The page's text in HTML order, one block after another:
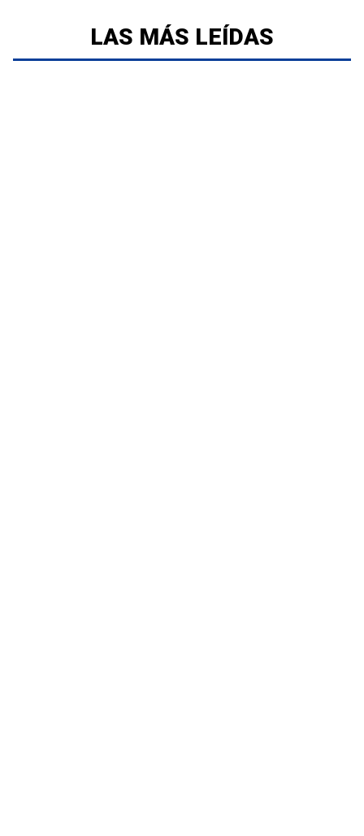
LAS MÁS LEÍDAS